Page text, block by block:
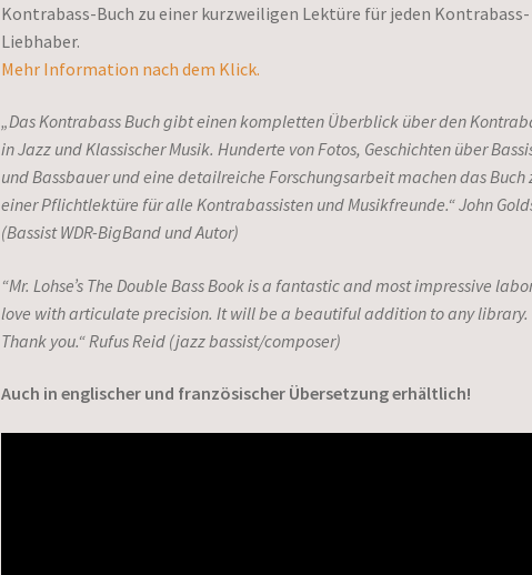
Kontrabass-Buch zu einer kurzweiligen Lektüre für jeden Kontrabass-
Liebhaber.
Mehr Information nach dem Klick.
„Das Kontrabass Buch gibt einen kompletten Überblick über den
in Jazz und Klassischer Musik. Hunderte von Fotos, Geschichten über
und Bassbauer und eine detailreiche Forschungsarbeit machen das Buch
einer Pflichtlektüre für alle Kontrabassisten und Musikfreunde.“ John
(Bassist WDR-BigBand und Autor)
“Mr. Lohse’s The Double Bass Book is a fantastic and most impressive
love with articulate precision. It will be a beautiful addition to any library.
Thank you.“ Rufus Reid (jazz bassist/composer)
Auch in englischer und französischer Übersetzung erhältlich!